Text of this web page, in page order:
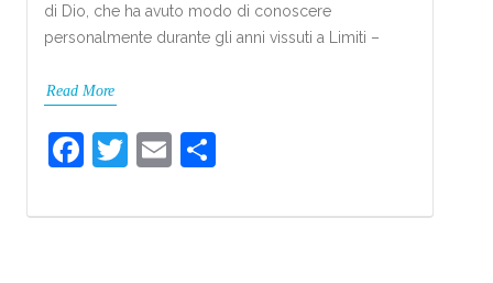
di Dio, che ha avuto modo di conoscere
personalmente durante gli anni vissuti a Limiti –
Read More
F
c
T
itt
E
ai ar